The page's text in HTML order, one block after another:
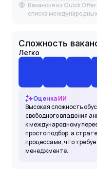
Вакансия из Quick
списка
Сложность
Легко
Оценка ИИ
Высокая сложность
свободного владения
к международному
просто подбор, а
процессами, что
менеджменте.